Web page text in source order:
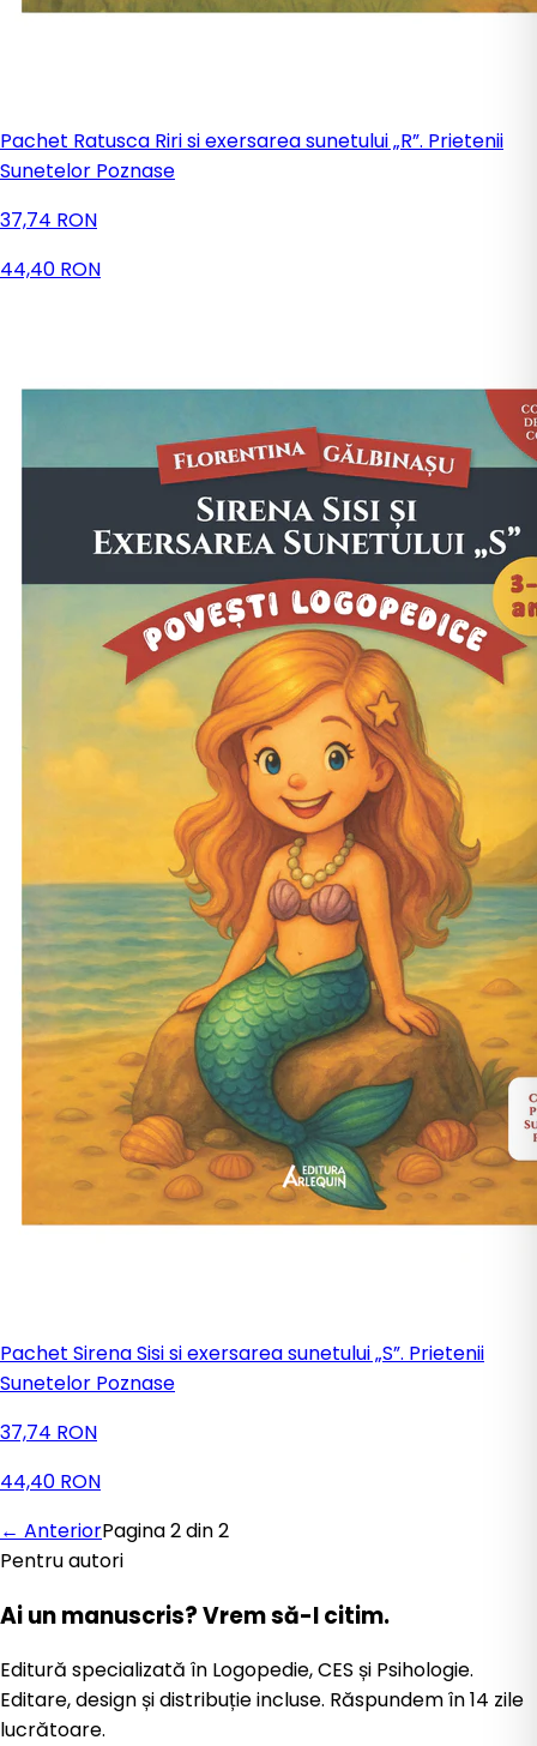
Pachet Ratusca Riri si exersarea sunetului „R”. Prietenii
Sunetelor Poznase
37,74 RON
44,40 RON
Pachet Sirena Sisi si exersarea sunetului „S”. Prietenii
Sunetelor Poznase
37,74 RON
44,40 RON
← AnteriorPagina2din2
Pentru autori
Ai un manuscris?Vrem să-l citim.
Editură specializată în Logopedie, CES și Psihologie.
Editare, design și distribuție incluse. Răspundem în 14 zile
lucrătoare.